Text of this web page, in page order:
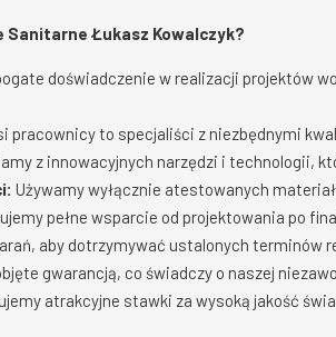
Łukasz Kowalczyk?
doświadczenie w realizacji projektów
pracownicy to specjaliści z niezbędnymi
z innowacyjnych narzędzi i technologii,
Używamy wyłącznie atestowanych
pełne wsparcie od projektowania po
aby dotrzymywać ustalonych terminów
gwarancją, co świadczy o naszej
atrakcyjne stawki za wysoką jakość